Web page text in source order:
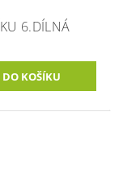
6.DÍLNÁ